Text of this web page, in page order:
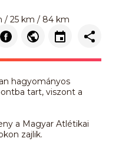
/ 25 km / 84 km
hagyományos
tart, viszont a
a Magyar Atlétikai
zajlik.